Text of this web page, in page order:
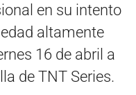
en su intento
altamente
16 de abril a
de TNT Series.